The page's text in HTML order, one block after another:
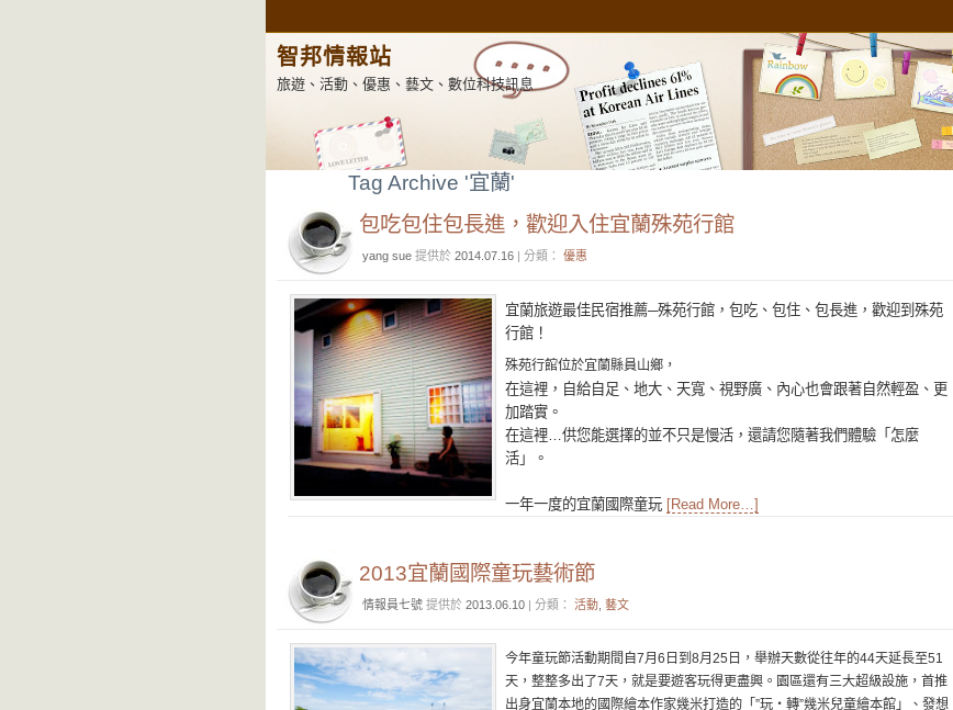
智邦情報站
旅遊、活動、優惠、藝文、數位科技訊息
Tag Archive '宜蘭'
包吃包住包長進，歡迎入住宜蘭殊苑行館
yang sue 提供於 2014.07.16 | 分類： 優惠
宜蘭旅遊最佳民宿推薦─殊苑行館，包吃、包住、包長進，歡迎到殊苑
行館！
殊苑行館位於宜蘭縣員山鄉，
在這裡，自給自足、地大、天寬、視野廣、內心也會跟著自然輕盈、更
加踏實。
在這裡
供您能選擇的並不只是慢活，還請您隨著我們體驗「怎麼
活」。
一年一度的宜蘭國際童玩 [Read More…]
2013宜蘭國際童玩藝術節
情報員七號 提供於 2013.06.10 | 分類： 活動 藝文
今年童玩節活動期間自7月6日到8月25日，舉辦天數從往年的44天延長至51
天，整整多出了7天，就是要遊客玩得更盡興。園區還有三大超級設施，首推
出身宜蘭本地的國際繪本作家幾米打造的「”玩‧轉”幾米兒童繪本館」、發想